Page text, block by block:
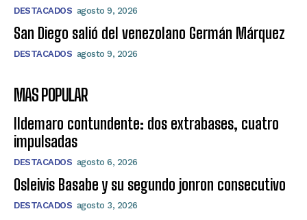
DESTACADOS agosto 9, 2026
San Diego salió del venezolano Germán Márquez
DESTACADOS agosto 9, 2026
MAS POPULAR
Ildemaro contundente: dos extrabases, cuatro
impulsadas
DESTACADOS agosto 6, 2026
Osleivis Basabe y su segundo jonron consecutivo
DESTACADOS agosto 3, 2026